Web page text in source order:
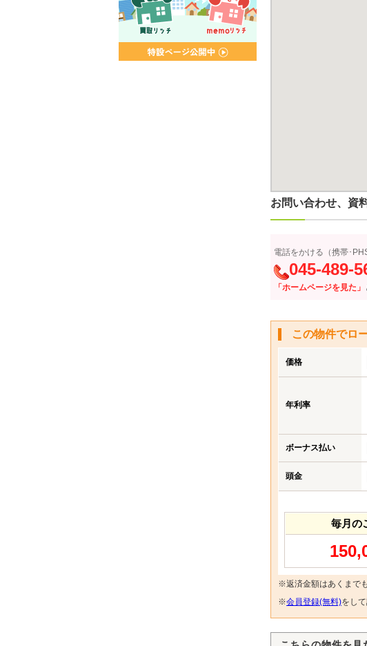
お問い合わせ、資
電話をかける（携帯･
045-489-
「ホームページを見た」
この物件でロ
価格
年利率
ボーナス払い
頭金
毎月の
※返済金額はあくまで
※会員登録(無料)をし